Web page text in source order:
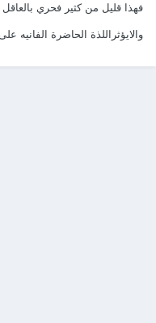
فهذا قليل من كثير فحري
والايؤثراللذة الحاضرة الفانيه على